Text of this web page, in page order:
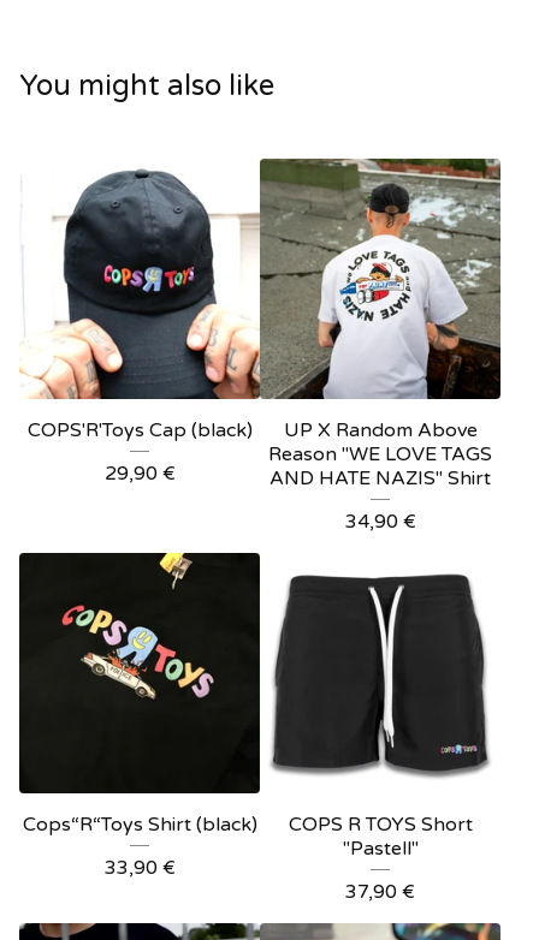
You might also like
COPS'R'Toys Cap (black)
29,90 €
UP X Random Above
Reason "WE LOVE TAGS
AND HATE NAZIS" Shirt
34,90 €
Cops“R“Toys Shirt (black)
33,90 €
COPS R TOYS Short
"Pastell"
37,90 €